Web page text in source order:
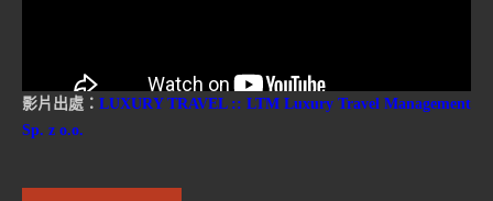
影片出處： LUXURY TRAVEL :: LTM Luxury Travel Management
Sp. z o.o.